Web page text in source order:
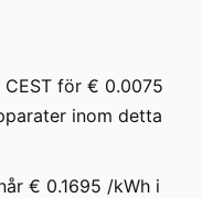
CEST för € 0.0075
inom detta
€ 0.1695 /kWh i